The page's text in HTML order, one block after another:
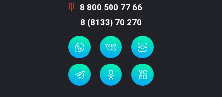
8 800 500 77 66
8 (8133) 70 270